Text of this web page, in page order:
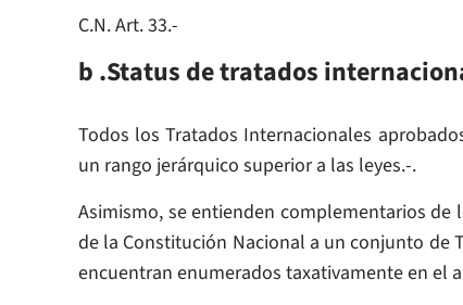
C.N. Art. 33.-
b .Status de tratados
Todos los Tratados Internacionales
un rango jerárquico superior a las leyes.-.
Asimismo, se entienden complementarios
de la Constitución Nacional a un conjunto de
encuentran enumerados taxativamente en el